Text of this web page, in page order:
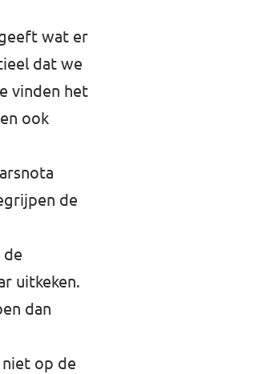
wat er
dat we
vinden het
ook
de
de
uitkeken.
dan
op de